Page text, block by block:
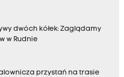
dwóch kółek: Zaglądamy
w Rudnie
przystań na trasie